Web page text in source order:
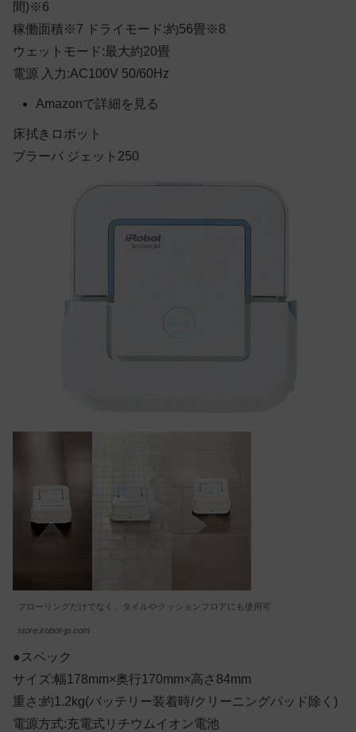
間)※6
稼働面積※7 ドライモード:約56畳※8
ウェットモード:最大約20畳
電源 入力:AC100V 50/60Hz
Amazonで詳細を見る
床拭きロボット
ブラーバ ジェット250
フローリングだけでなく、タイルやクッションフロアにも使用可
store.irobot-jp.com
●スペック
サイズ:幅178mm×奥行170mm×高さ84mm
重さ:約1.2kg(バッテリー装着時/クリーニングパッド除く)
電源方式:充電式リチウムイオン電池